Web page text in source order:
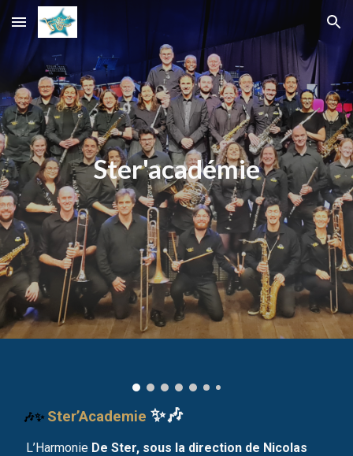
Skip to main content Skip to navigation
Ster'académie
🎶✨ Ster’Academie✨🎶
L’Harmonie De Ster, sous la direction de Nicolas